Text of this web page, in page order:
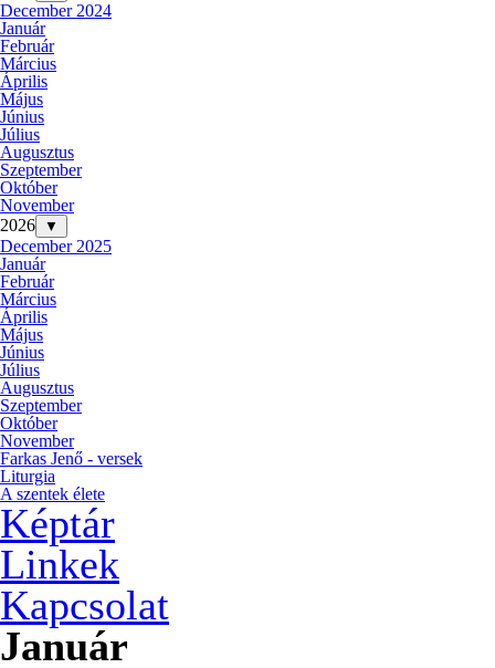
December 2024
Január
Február
Március
Április
Május
Június
Július
Augusztus
Szeptember
Október
November
2026
▼
December 2025
Január
Február
Március
Április
Május
Június
Július
Augusztus
Szeptember
Október
November
Farkas Jenő - versek
Liturgia
A szentek élete
Képtár
Linkek
Kapcsolat
Január